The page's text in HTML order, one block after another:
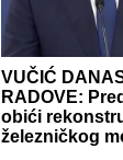
VUČIĆ
RADOVE:
obići
železničkog